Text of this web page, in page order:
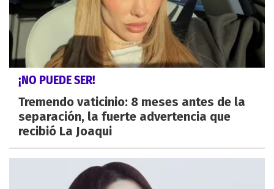
¡NO PUEDE SER!
Tremendo vaticinio: 8 meses antes de la
separación, la fuerte advertencia que
recibió La Joaqui